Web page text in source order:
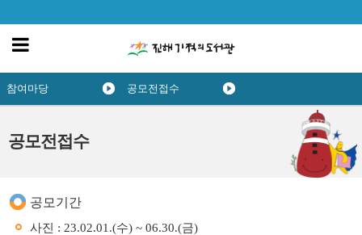
공모전접수
참여마당 공모전접수
공모기간
사진 : 23.02.01.(수) ~ 06.30.(금)